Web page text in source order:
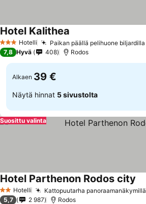
3 Tähtiluokitus
Hotelli Paikan päällä pelihuone biljardilla
Hotel Kalithea
7,8 Hyvä 408 Rodos
Alkaen 39 €
Näytä hinnat 5 sivustolta
Suosittu valinta
2 Tähtiluokitus
Hotelli Kattopuutarha panoraamanäkymillä
Hotel Parthenon Rodos city
5,7 2 987 Rodos